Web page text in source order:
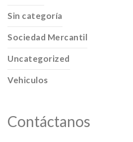
Sin categoría
Sociedad Mercantil
Uncategorized
Vehiculos
Contáctanos